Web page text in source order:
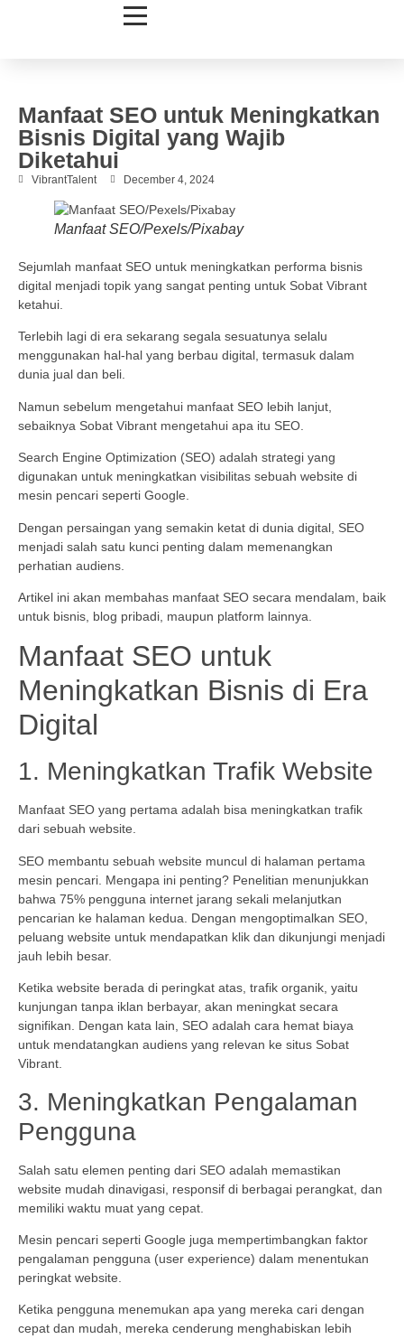
Manfaat SEO untuk Meningkatkan
Bisnis Digital yang Wajib
Diketahui
VibrantTalent December 4, 2024
Manfaat SEO/Pexels/Pixabay
Sejumlah manfaat SEO untuk meningkatkan performa bisnis
digital menjadi topik yang sangat penting untuk Sobat Vibrant
ketahui.
Terlebih lagi di era sekarang segala sesuatunya selalu
menggunakan hal-hal yang berbau digital, termasuk dalam
dunia jual dan beli.
Namun sebelum mengetahui manfaat SEO lebih lanjut,
sebaiknya Sobat Vibrant mengetahui apa itu SEO.
Search Engine Optimization (SEO) adalah strategi yang
digunakan untuk meningkatkan visibilitas sebuah website di
mesin pencari seperti Google.
Dengan persaingan yang semakin ketat di dunia digital, SEO
menjadi salah satu kunci penting dalam memenangkan
perhatian audiens.
Artikel ini akan membahas manfaat SEO secara mendalam, baik
untuk bisnis, blog pribadi, maupun platform lainnya.
Manfaat SEO untuk
Meningkatkan Bisnis di Era
Digital
1. Meningkatkan Trafik Website
Manfaat SEO yang pertama adalah bisa meningkatkan trafik
dari sebuah website.
SEO membantu sebuah website muncul di halaman pertama
mesin pencari. Mengapa ini penting? Penelitian menunjukkan
bahwa 75% pengguna internet jarang sekali melanjutkan
pencarian ke halaman kedua. Dengan mengoptimalkan SEO,
peluang website untuk mendapatkan klik dan dikunjungi menjadi
jauh lebih besar.
Ketika website berada di peringkat atas, trafik organik, yaitu
kunjungan tanpa iklan berbayar, akan meningkat secara
signifikan. Dengan kata lain, SEO adalah cara hemat biaya
untuk mendatangkan audiens yang relevan ke situs Sobat
Vibrant.
3. Meningkatkan Pengalaman
Pengguna
Salah satu elemen penting dari SEO adalah memastikan
website mudah dinavigasi, responsif di berbagai perangkat, dan
memiliki waktu muat yang cepat.
Mesin pencari seperti Google juga mempertimbangkan faktor
pengalaman pengguna (user experience) dalam menentukan
peringkat website.
Ketika pengguna menemukan apa yang mereka cari dengan
cepat dan mudah, mereka cenderung menghabiskan lebih